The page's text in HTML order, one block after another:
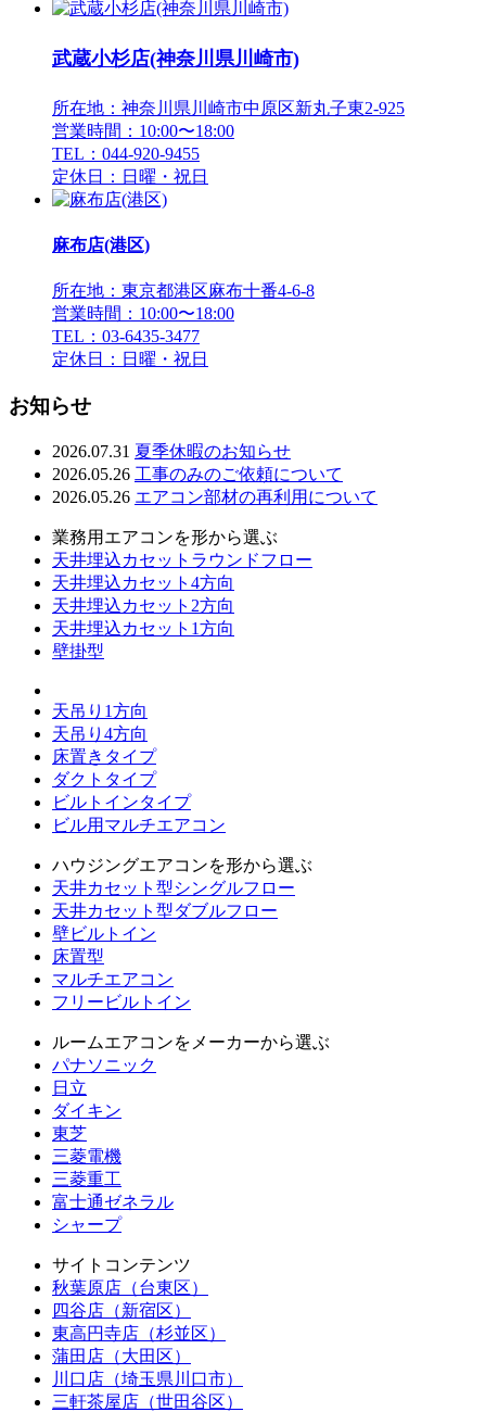
武蔵小杉店(神奈川県川崎市)
所在地：神奈川県川崎市中原区新丸子東2-925
営業時間：10:00〜18:00
TEL：044-920-9455
定休日：日曜・祝日
麻布店(港区)
所在地：東京都港区麻布十番4-6-8
営業時間：10:00〜18:00
TEL：03-6435-3477
定休日：日曜・祝日
お知らせ
2026.07.31 夏季休暇のお知らせ
2026.05.26 工事のみのご依頼について
2026.05.26 エアコン部材の再利用について
業務用エアコンを形から選ぶ
天井埋込カセットラウンドフロー
天井埋込カセット4方向
天井埋込カセット2方向
天井埋込カセット1方向
壁掛型
天吊り1方向
天吊り4方向
床置きタイプ
ダクトタイプ
ビルトインタイプ
ビル用マルチエアコン
ハウジングエアコンを形から選ぶ
天井カセット型シングルフロー
天井カセット型ダブルフロー
壁ビルトイン
床置型
マルチエアコン
フリービルトイン
ルームエアコンをメーカーから選ぶ
パナソニック
日立
ダイキン
東芝
三菱電機
三菱重工
富士通ゼネラル
シャープ
サイトコンテンツ
秋葉原店（台東区）
四谷店（新宿区）
東高円寺店（杉並区）
蒲田店（大田区）
川口店（埼玉県川口市）
三軒茶屋店（世田谷区）